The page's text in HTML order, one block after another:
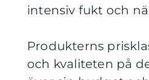
intensiv fukt och
Produkterns
och kvaliteten på